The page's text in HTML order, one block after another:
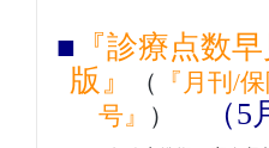
■ 『診療点数
版』
（
『月刊/
号』
） （5